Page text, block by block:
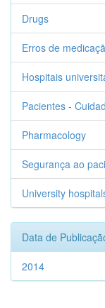
Drugs
Erros de
Hospitais
Pacientes -
Pharmacology
Segurança ao
University
Data de
2014